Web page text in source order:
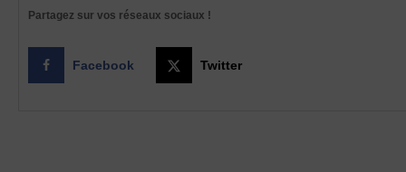
Partagez sur vos réseaux sociaux !
Facebook Twitter